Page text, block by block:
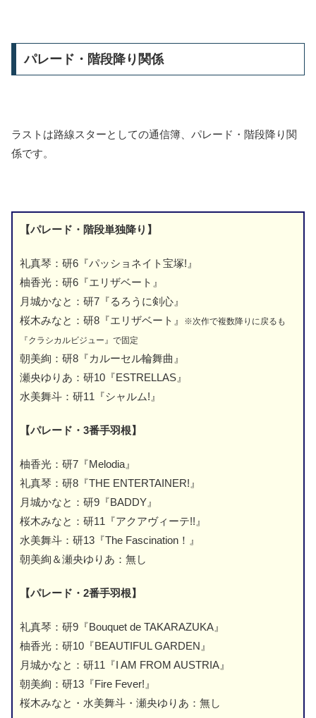
パレード・階段降り関係
ラストは路線スターとしての通信簿、パレード・階段降り関
係です。
【パレード・階段単独降り】
礼真琴：研6『パッショネイト宝塚!』
柚香光：研6『エリザベート』
月城かなと：研7『るろうに剣心』
桜木みなと：研8『エリザベート』
※次作で複数降りに戻るも
『クラシカルビジュー』で固定
朝美絢：研8『カルーセル輪舞曲』
瀬央ゆりあ：研10『ESTRELLAS』
水美舞斗：研11『シャルム!』
【パレード・3番手羽根】
柚香光：研7『Melodia』
礼真琴：研8『THE ENTERTAINER!』
月城かなと：研9『BADDY』
桜木みなと：研11『アクアヴィーテ!!』
水美舞斗：研13『The Fascination！』
朝美絢＆瀬央ゆりあ：無し
【パレード・2番手羽根】
礼真琴：研9『Bouquet de TAKARAZUKA』
柚香光：研10『BEAUTIFUL GARDEN』
月城かなと：研11『I AM FROM AUSTRIA』
朝美絢：研13『Fire Fever!』
桜木みなと・水美舞斗・瀬央ゆりあ：無し